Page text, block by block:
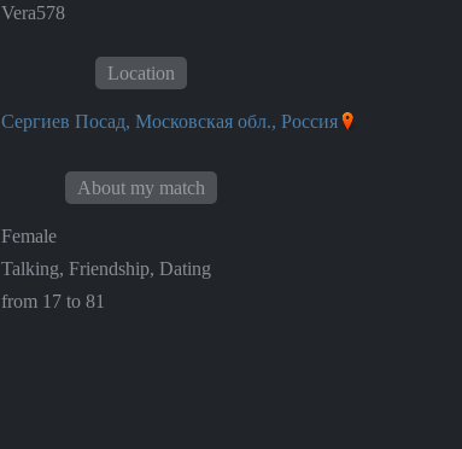
Vera578
Location
Сергиев Посад, Московская обл., Россия
About my match
Female
Talking, Friendship, Dating
from 17 to 81